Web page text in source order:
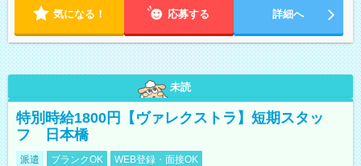
気になる！ 応募する 詳細へ
未読
特別時給1800円【ヴァレクストラ】短期スタッ
フ 日本橋
派遣 ブランクOK WEB登録・面接OK